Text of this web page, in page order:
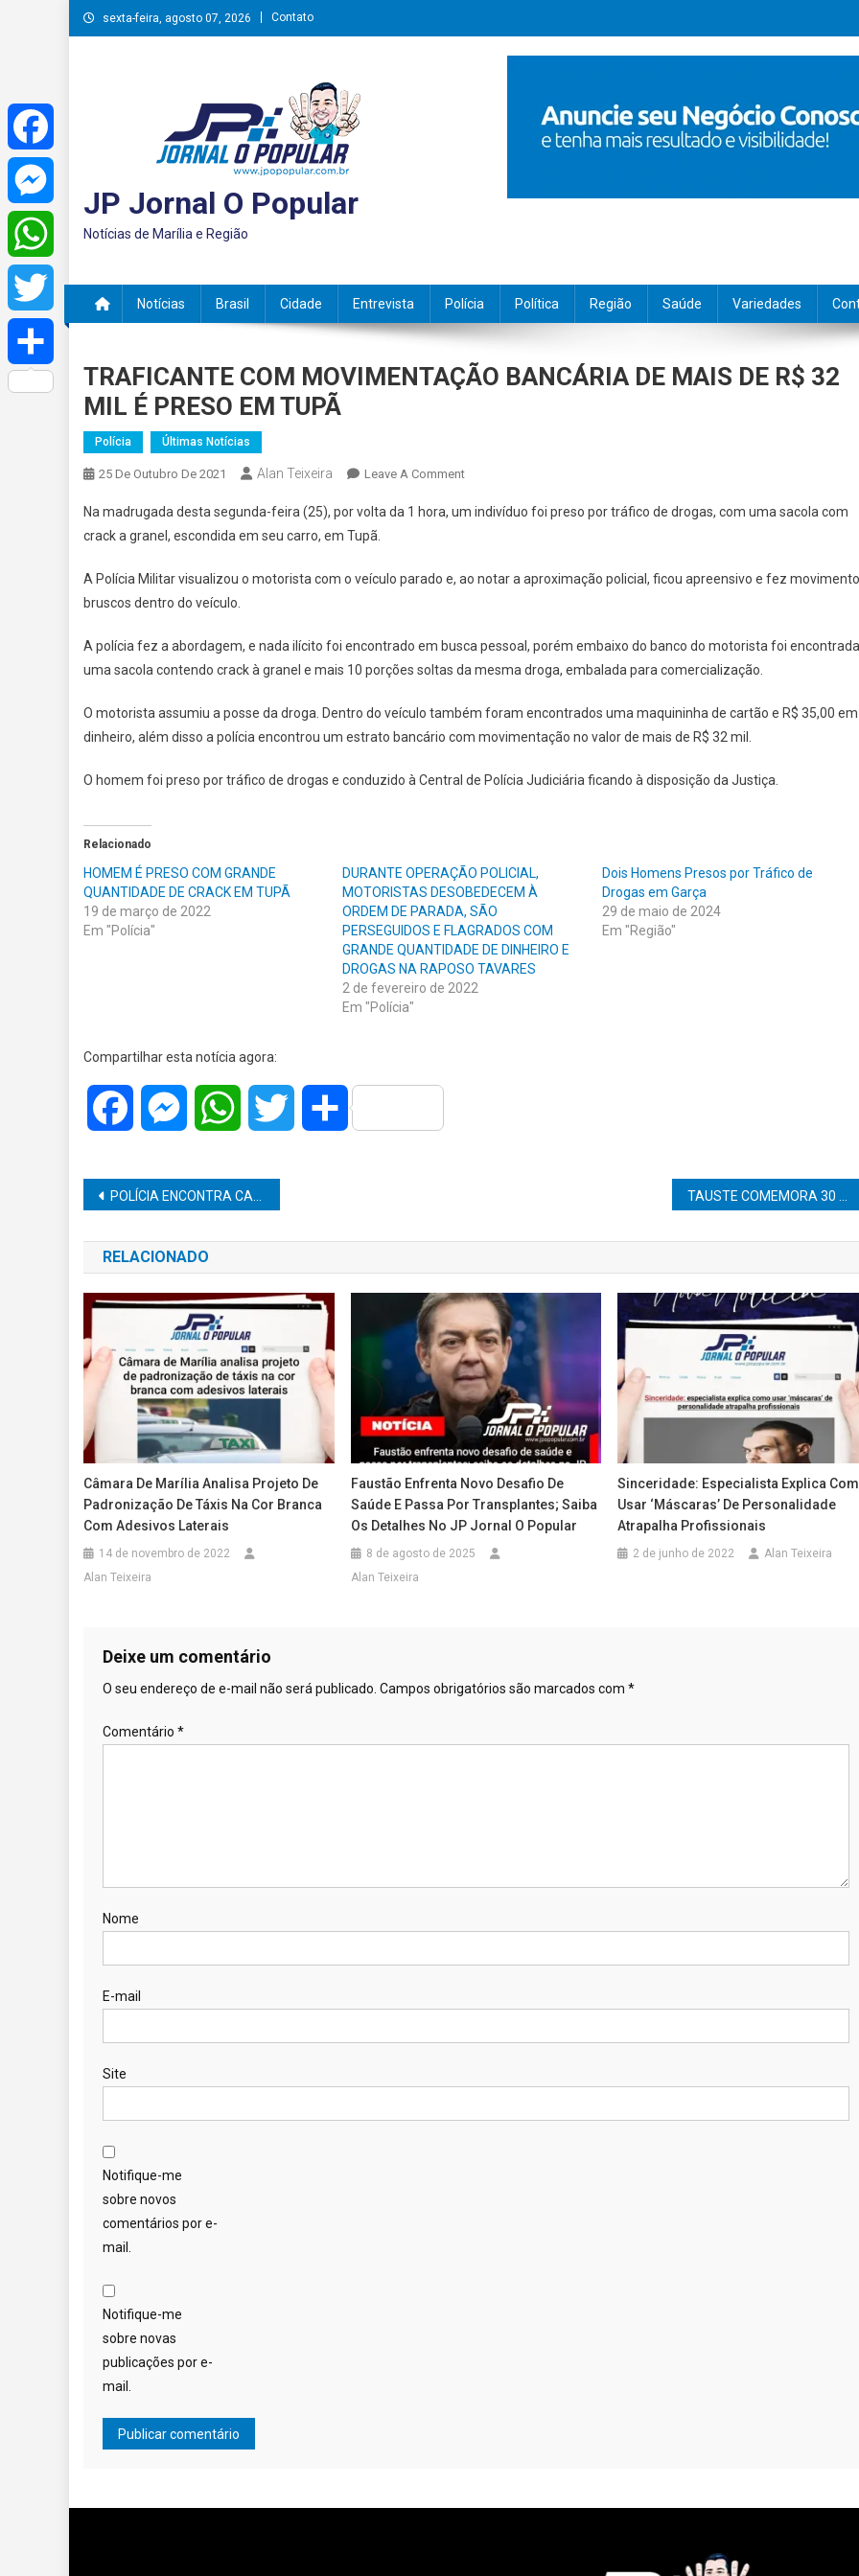
Skip
to
sexta-feira, agosto 07, 2026 Contato
JP Jornal O Popular
Notícias de Marília e Região
Notícias Brasil Cidade Entrevista Polícia Política Região Saúde Variedades
TRAFICANTE COM MOVIMENTAÇÃO BANCÁRIA DE MAIS DE R$ 32
MIL É PRESO EM TUPÃ
Polícia Últimas Notícias
25 De Outubro De 2021 Alan Teixeira Leave A CommentOn
COM
DE
R$
32
É
PRESO
TUPÃ
Na madrugada desta segunda-feira (25), por volta da 1 hora, um indivíduo foi preso por tráfico de drogas, com uma sacola com
crack a granel, escondida em seu carro, em Tupã.
A Polícia Militar visualizou o motorista com o veículo parado e, ao notar a aproximação policial, ficou apreensivo e fez
bruscos dentro do veículo.
A polícia fez a abordagem, e nada ilícito foi encontrado em busca pessoal, porém embaixo do banco do motorista foi encontrada
uma sacola contendo crack à granel e mais 10 porções soltas da mesma droga, embalada para comercialização.
O motorista assumiu a posse da droga. Dentro do veículo também foram encontrados uma maquininha de cartão e R$ 35,00 em
dinheiro, além disso a polícia encontrou um estrato bancário com movimentação no valor de mais de R$ 32 mil.
O homem foi preso por tráfico de drogas e conduzido à Central de Polícia Judiciária ficando à disposição da Justiça.
Relacionado
HOMEM É PRESO COM GRANDE
QUANTIDADE DE CRACK EM TUPÃ
19 de março de 2022
Em "Polícia"
DURANTE OPERAÇÃO POLICIAL,
MOTORISTAS DESOBEDECEM À
ORDEM DE PARADA, SÃO
PERSEGUIDOS E FLAGRADOS COM
GRANDE QUANTIDADE DE DINHEIRO E
DROGAS NA RAPOSO TAVARES
2 de fevereiro de 2022
Em "Polícia"
Dois Homens Presos por Tráfico de
Drogas em Garça
29 de maio de 2024
Em "Região"
Compartilhar esta notícia agora:
Facebook MessengerWhatsAppTwitter Share
Navegação
de
Post
POLÍCIA ENCONTRA CARRO FURTADO NA ZONA SUL DE MARÍLIA
RELACIONADO
Câmara De Marília Analisa Projeto De
Padronização De Táxis Na Cor Branca
Com Adesivos Laterais
14 de novembro de 2022
Alan Teixeira
Faustão Enfrenta Novo Desafio De
Saúde E Passa Por Transplantes; Saiba
Os Detalhes No JP Jornal O Popular
8 de agosto de 2025
Alan Teixeira
Sinceridade: Especialista Explica
Usar ‘máscaras’ De Personalidade
Atrapalha Profissionais
2 de junho de 2022 Alan Teixeira
Deixe um comentário
O seu endereço de e-mail não será publicado. Campos obrigatórios são marcados com *
Comentário *
Nome
E-mail
Site
Notifique-me
sobre novos
comentários por e-
mail.
Notifique-me
sobre novas
publicações por e-
mail.
Facebook
Messenger
WhatsApp
Twitter
Share